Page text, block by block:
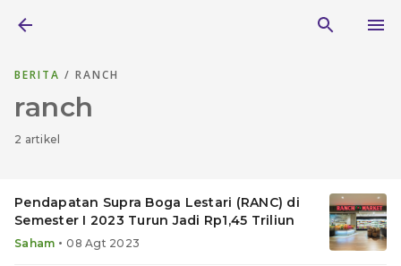
BERITA / RANCH
ranch
2 artikel
Pendapatan Supra Boga Lestari (RANC) di
Semester I 2023 Turun Jadi Rp1,45 Triliun
Saham • 08 Agt 2023